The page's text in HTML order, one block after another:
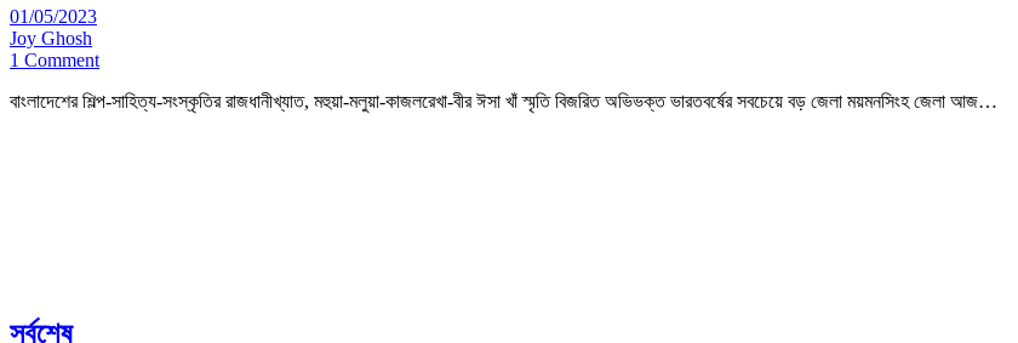
01/05/2023
Joy Ghosh
1 Comment
বাংলাদেশের শিল্প-সাহিত্য-সংস্কৃতির রাজধানীখ্যাত, মহুয়া-মলুয়া-কাজলরেখা-বীর ঈসা খাঁ স্মৃতি বিজরিত অভিভক্ত ভারতবর্ষের সবচেয়ে বড় জেলা ময়মনসিংহ জেলা আজ…
সর্বশেষ